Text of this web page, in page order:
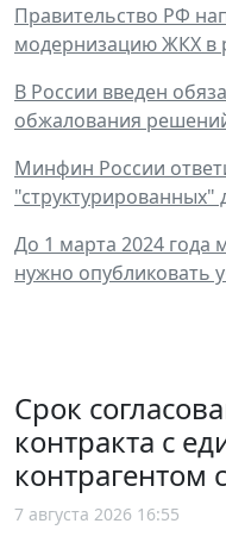
Правительство РФ
модернизацию ЖКХ в
В России введен
обжалования
Минфин России
"структурированных"
До 1 марта 2024 года
нужно опубликовать
Срок
контракта с
контрагентом
7 августа 2026 16:55